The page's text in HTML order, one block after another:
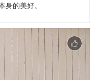
身的美好。